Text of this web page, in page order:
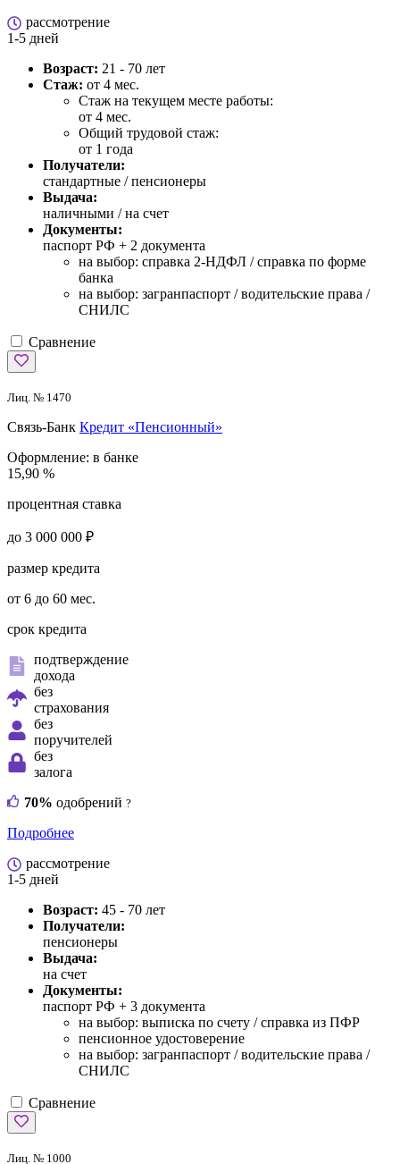
рассмотрение
1-5 дней
Возраст: 21 - 70 лет
Стаж: от 4 мес.
Стаж на текущем месте работы:
от 4 мес.
Общий трудовой стаж:
от 1 года
Получатели:
стандартные / пенсионеры
Выдача:
наличными / на счет
Документы:
паспорт РФ + 2 документа
на выбор: справка 2-НДФЛ / справка по форме
банка
на выбор: загранпаспорт / водительские права /
СНИЛС
Сравнение
Лиц. № 1470
Связь-Банк Кредит «Пенсионный»
Оформление: в банке
15,90 %
процентная ставка
до 3 000 000 ₽
размер кредита
от 6 до 60 мес.
срок кредита
подтверждение
дохода
без
страхования
без
поручителей
без
залога
70% одобрений ?
Подробнее
рассмотрение
1-5 дней
Возраст: 45 - 70 лет
Получатели:
пенсионеры
Выдача:
на счет
Документы:
паспорт РФ + 3 документа
на выбор: выписка по счету / справка из ПФР
пенсионное удостоверение
на выбор: загранпаспорт / водительские права /
СНИЛС
Сравнение
Лиц. № 1000